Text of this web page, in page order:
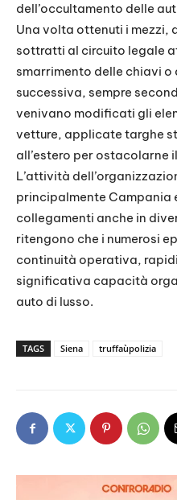
dell’occultamento delle
Una volta ottenuti i mezzi,
sottratti al circuito legale
smarrimento delle chiavi o
successiva, sempre
venivano modificati gli
vetture, applicate targhe
all’estero per ostacolarne
L’attività
principalmente Campania
collegamenti anche in
ritengono che i numerosi
continuità operativa,
significativa capacità
auto di lusso.
TAGS Siena truffaùpolizia